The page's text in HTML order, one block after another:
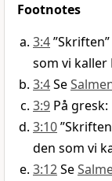
Footnotes
3:4
som vi kaller
3:4Se
3:9 På
3:10
den som vi
3:12Se